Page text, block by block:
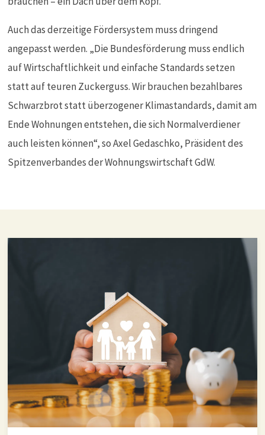
Auch das derzeitige Fördersystem muss dringend
angepasst werden. „Die Bundesförderung muss endlich
auf Wirtschaftlichkeit und einfache Standards setzen
statt auf teuren Zuckerguss. Wir brauchen bezahlbares
Schwarzbrot statt überzogener Klimastandards, damit am
Ende Wohnungen entstehen, die sich Normalverdiener
auch leisten können“, so Axel Gedaschko, Präsident des
Spitzenverbandes der Wohnungswirtschaft GdW.